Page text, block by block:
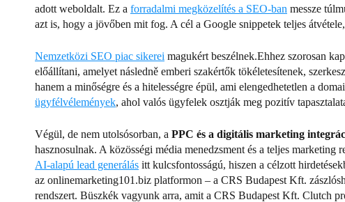
adott weboldalt. Ez a forradalmi megközelítés a SEO-ban messze
azt is, hogy a jövőben mit fog. A cél a Google snippetek teljes
Nemzetközi SEO piac sikerei magukért beszélnek.Ehhez szorosan
előállítani, amelyet následně emberi szakértők tökéletesítenek,
hanem a minőségre és a hitelességre épül, ami elengedhetetlen a
ügyfélvélemények, ahol valós ügyfelek osztják meg pozitív
Végül, de nem utolsósorban, a PPC és a digitális marketing
hasznosulnak. A közösségi média menedzsment és a teljes
AI-alapú lead generálás itt kulcsfontosságú, hiszen a célzott
az onlinemarketing101.biz platformon – a CRS Budapest Kft.
rendszert. Büszkék vagyunk arra, amit a CRS Budapest Kft. Clutch